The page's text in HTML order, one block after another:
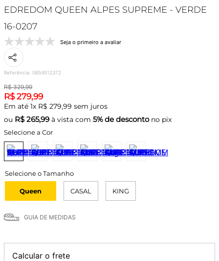
EDREDOM QUEEN ALPES SUPREME - VERDE
16-0207
Seja o primeiro a avaliar
Referência: 0854512372
R$ 329,99
R$ 279,99
Em até 1x R$ 279,99 sem juros
ou R$ 265,99 à vista com 5% de descontono pix
Selecione a Cor
Queen CASAL KING
GUIA DE MEDIDAS
Calcular o frete